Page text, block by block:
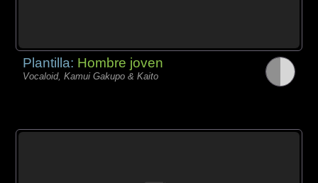
Plantilla: Hombre joven
Vocaloid, Kamui Gakupo & Kaito